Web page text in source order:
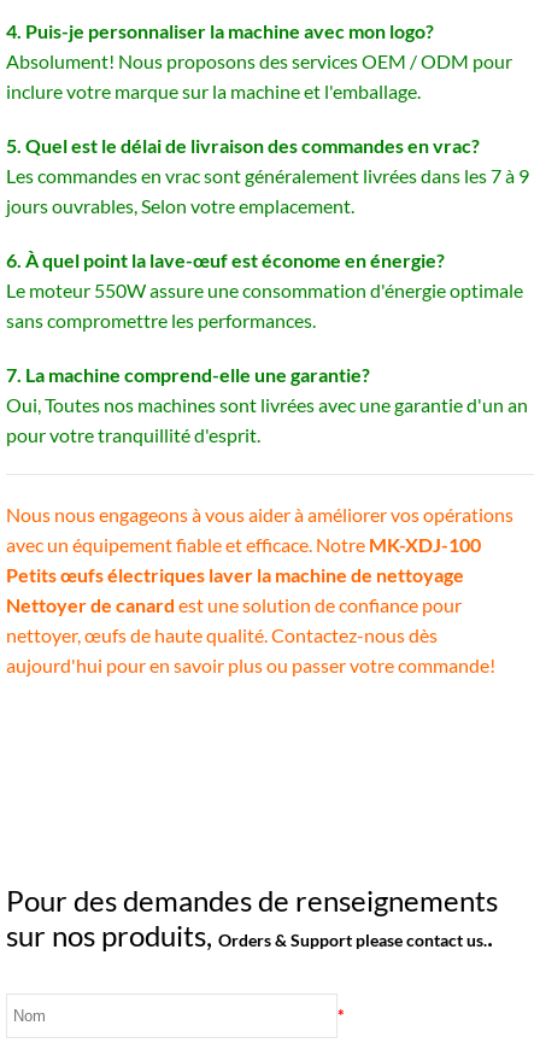
4. Puis-je personnaliser la machine avec mon logo?
Absolument! Nous proposons des services OEM / ODM pour
inclure votre marque sur la machine et l'emballage.
5. Quel est le délai de livraison des commandes en vrac?
Les commandes en vrac sont généralement livrées dans les 7 à 9
jours ouvrables, Selon votre emplacement.
6. À quel point la lave-œuf est économe en énergie?
Le moteur 550W assure une consommation d'énergie optimale
sans compromettre les performances.
7. La machine comprend-elle une garantie?
Oui, Toutes nos machines sont livrées avec une garantie d'un an
pour votre tranquillité d'esprit.
Nous nous engageons à vous aider à améliorer vos opérations
avec un équipement fiable et efficace. Notre MK-XDJ-100
Petits œufs électriques laver la machine de nettoyage
Nettoyer de canard est une solution de confiance pour
nettoyer, œufs de haute qualité. Contactez-nous dès
aujourd'hui pour en savoir plus ou passer votre commande!
Pour des demandes de renseignements
sur nos produits, Orders & Support please contact us..
*